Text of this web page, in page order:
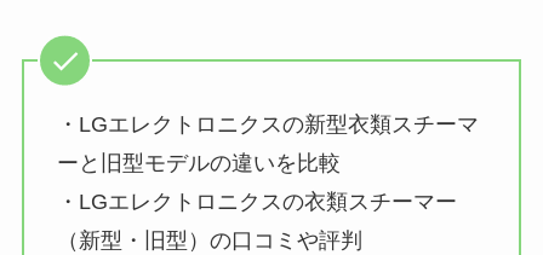
・LGエレクトロニクスの新型衣類スチーマ
ーと旧型モデルの違いを比較
・LGエレクトロニクスの衣類スチーマー
（新型・旧型）の口コミや評判